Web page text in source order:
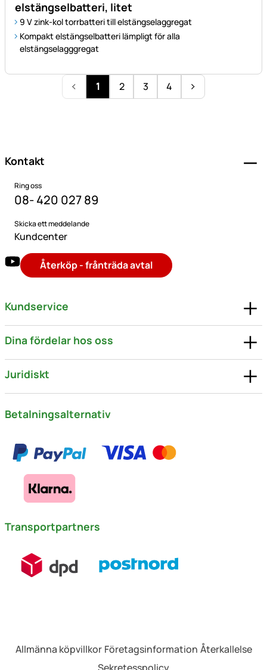
elstängselbatteri, litet
9 V zink-kol torrbatteri till elstängselaggregat
Kompakt elstängselbatteri lämpligt för alla
elstängselagggregat
1 2 3 4
Kontakt
Ring oss
08- 420 027 89
Skicka ett meddelande
Kundcenter
Återköp - frånträda avtal
Kundservice
Dina fördelar hos oss
Juridiskt
Betalningsalternativ
Transportpartners
Allmänna köpvillkor Företagsinformation Återkallelse